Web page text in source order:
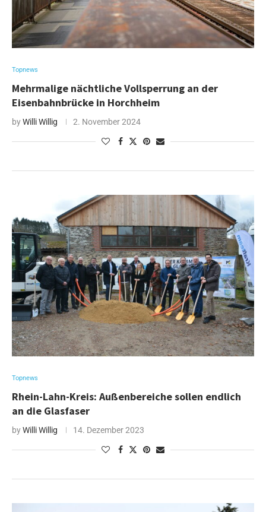
Topnews
Mehrmalige nächtliche Vollsperrung an der
Eisenbahnbrücke in Horchheim
byWilli Willig 2. November 2024
Topnews
Rhein-Lahn-Kreis: Außenbereiche sollen endlich
an die Glasfaser
byWilli Willig 14. Dezember 2023